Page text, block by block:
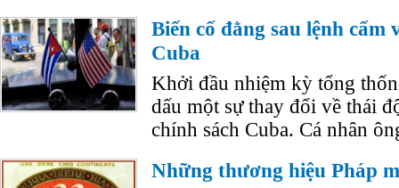
Biến cố đằng sau lệnh
Cuba
Khởi đầu nhiệm kỳ tổng
dấu một sự thay đổi về thái
chính sách Cuba. Cá nhân
Những thương hiệu Pháp